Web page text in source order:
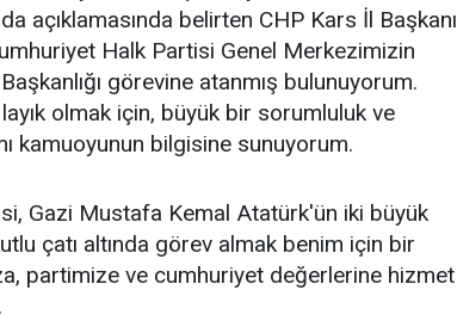
açıklamasında belirten CHP Kars İl Başkanı
Halk Partisi Genel Merkezimizin
görevine atanmış bulunuyorum.
olmak için, büyük bir sorumluluk ve
kamuoyunun bilgisine sunuyorum.
Gazi Mustafa Kemal Atatürk'ün iki büyük
çatı altında görev almak benim için bir
partimize ve cumhuriyet değerlerine hizmet